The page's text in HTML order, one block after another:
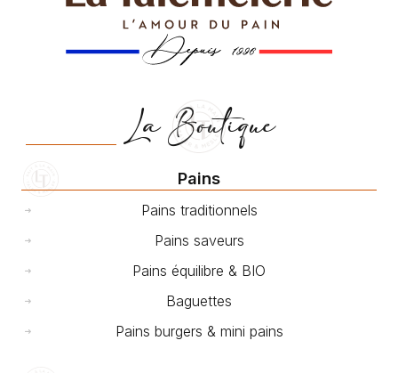
La Boutique
Pains
Pains traditionnels
Pains saveurs
Pains équilibre & BIO
Baguettes
Pains burgers & mini pains